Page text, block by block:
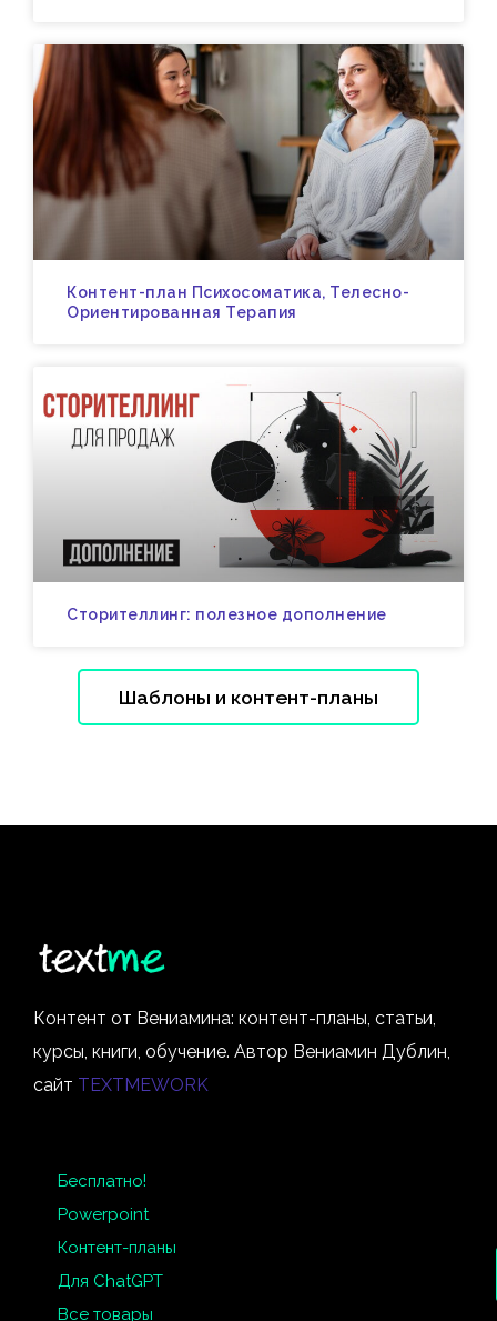
Контент-план Психосоматика, Телесно-
Ориентированная Терапия
Сторителлинг: полезное дополнение
Шаблоны и контент-планы
Контент от Вениамина: контент-планы, статьи,
курсы, книги, обучение. Автор Вениамин Дублин,
сайт TEXTMEWORK
Бесплатно!
Powerpoint
Контент-планы
Для ChatGPT
Все товары